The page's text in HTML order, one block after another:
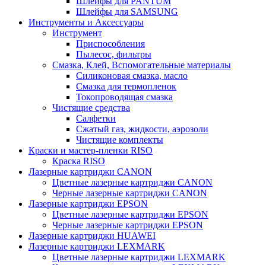
Шлейфы для SAMSUNG
Инструменты и Аксессуары
Инструмент
Приспособления
Пылесос, фильтры
Смазка, Клей, Вспомогательные материалы
Силиконовая смазка, масло
Смазка для термопленок
Токопроводящая смазка
Чистящие средства
Салфетки
Сжатый газ, жидкости, аэрозоли
Чистящие комплекты
Краски и мастер-пленки RISO
Краска RISO
Лазерные картриджи CANON
Цветные лазерные картриджи CANON
Черные лазерные картриджи CANON
Лазерные картриджи EPSON
Цветные лазерные картриджи EPSON
Черные лазерные картриджи EPSON
Лазерные картриджи HUAWEI
Лазерные картриджи LEXMARK
Цветные лазерные картриджи LEXMARK